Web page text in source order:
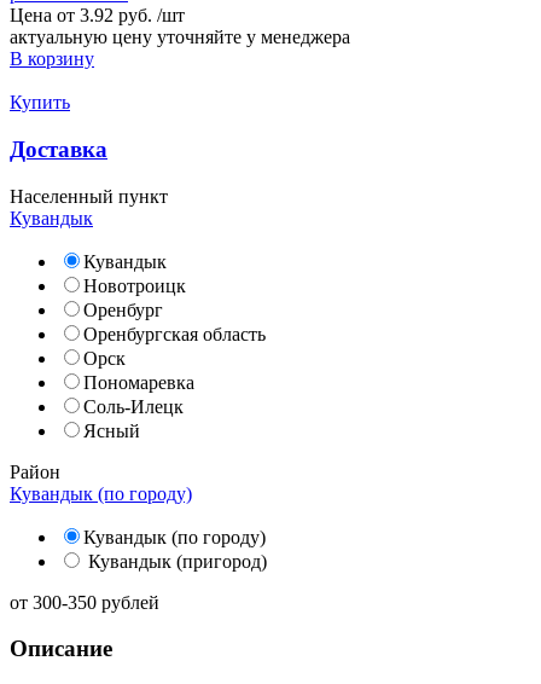
Цена от 3.92 руб. /шт
актуальную цену уточняйте у менеджера
В корзину
Купить
Доставка
Населенный пункт
Кувандык
Кувандык
Новотроицк
Оренбург
Оренбургская область
Орск
Пономаревка
Соль-Илецк
Ясный
Район
Кувандык (по городу)
Кувандык (по городу)
Кувандык (пригород)
от 300-350 рублей
Описание